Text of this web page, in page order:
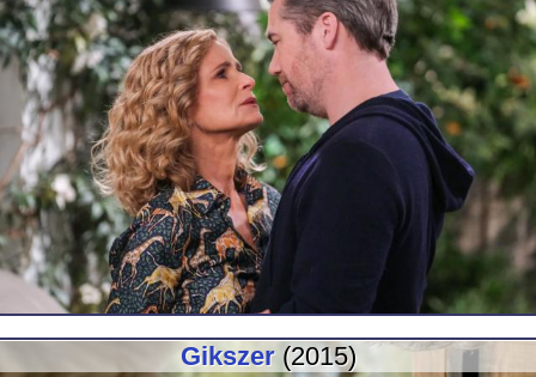
Gikszer(2015)